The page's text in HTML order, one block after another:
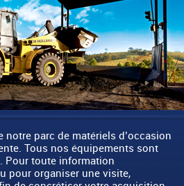
notre parc de matériels d’occasion
Tous nos équipements sont
Pour toute information
pour organiser une visite,